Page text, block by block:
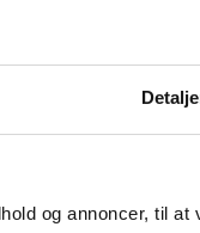
og annoncer, til